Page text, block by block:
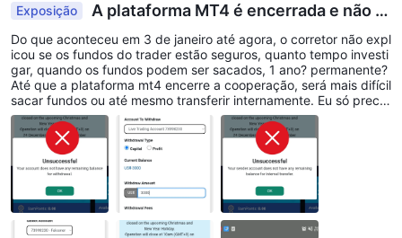
prioritário ao cliente, alavancagem de até 1:1000, sem
comissões, spreads flutuantes, proteção contra saldo negativo,
suporte técnico e de conta 24 horas por dia, 5 dias por semana
e chamada comercial diária. O requisito mínimo de
financiamento para esta conta também é de US$ 10.
3. Conta ECN: A conta ECN oferece os melhores spreads
disponíveis, suporte prioritário ao cliente, alavancagem de até
1:200, comissões de USD 5, spreads flutuantes, proteção
contra saldo negativo, suporte técnico e de conta 24 horas por
dia, 5 dias por semana e chamada comercial diária . O requisito
mínimo de financiamento para esta conta é de USD 100.
Exposição
A plataforma MT4 é encerrada e não p
ode ser transferida internamente e não pode ser
retirada.
Do que aconteceu em 3 de janeiro até agora, o corretor não expl
icou se os fundos do trader estão seguros, quanto tempo investi
gar, quando os fundos podem ser sacados, 1 ano? permanente?
Até que a plataforma mt4 encerre a cooperação, será mais difícil
sacar fundos ou até mesmo transferir internamente. Eu só precis
o recuperar meu principal de 3.000 dólares americanos. Eu tenh
o $ 3.000 em fundos, mas ele me diz que não tenho fundos e nã
o posso sacar.